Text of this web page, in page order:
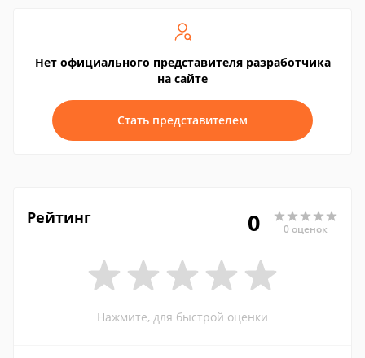
Нет официального представителя разработчика
на сайте
Стать представителем
Рейтинг 0 0 оценок
Нажмите, для быстрой оценки